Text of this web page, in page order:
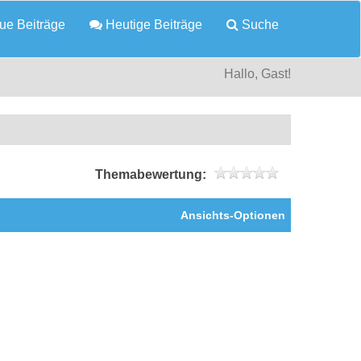
Beiträge Heutige Beiträge Suche
Hallo, Gast!
Themabewertung:
Ansichts-Optionen